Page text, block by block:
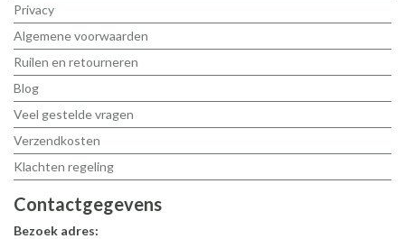
Privacy
Algemene voorwaarden
Ruilen en retourneren
Blog
Veel gestelde vragen
Verzendkosten
Klachten regeling
Contactgegevens
Bezoek adres: